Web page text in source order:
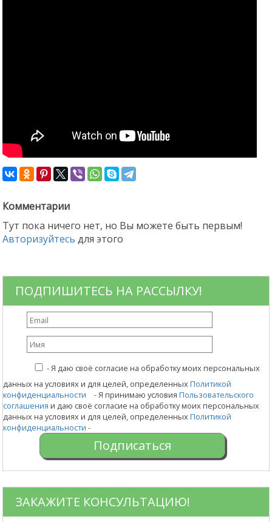
Комментарии
Тут пока ничего нет, но Вы можете быть первым!
Авторизуйтесь для этого
ПОДПИШИТЕСЬ НА РАССЫЛКУ!
-Я даю своё согласие на обработку моих персональных
данных на условиях и для целей, определенныхПолитикой
конфиденциальности
- Я принимаю условияПользовательского
соглашения и даю своё согласие на обработку моих персональных
данных на условиях и для целей, определенныхПолитикой
конфиденциальности -
ЗАКАЖИТЕ КОНСУЛЬТАЦИЮ!